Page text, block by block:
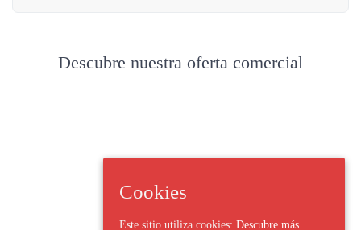
Descubre nuestra oferta comercial
Cookies
Este sitio utiliza cookies: Descubre más.